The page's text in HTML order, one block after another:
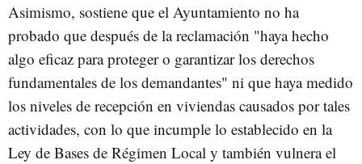
Asimismo, sostiene que el Ayuntamiento no ha
probado que después de la reclamación "haya hecho
algo eficaz para proteger o garantizar los derechos
fundamentales de los demandantes" ni que haya medido
los niveles de recepción en viviendas causados por tales
actividades, con lo que incumple lo establecido en la
Ley de Bases de Régimen Local y también vulnera el